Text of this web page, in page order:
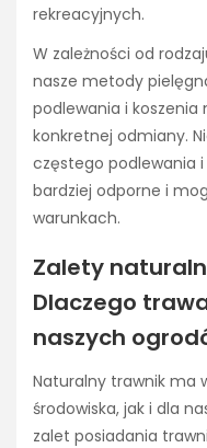
rekreacyjnych.
W zależności od
nasze metody
podlewania i
konkretnej odmiany.
częstego podlewania
bardziej odporne i
warunkach.
Zalety
Dlaczego
naszych
Naturalny trawnik ma
środowiska, jak i dla
zalet posiadania